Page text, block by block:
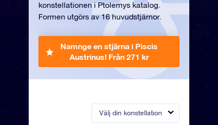
Välj din konstellation
konstellationen i Ptolemys katalog.
Formen utgörs av 16 huvudstjärnor.
Namnge en stjärna i Piscis
Austrinus! Från 271 kr